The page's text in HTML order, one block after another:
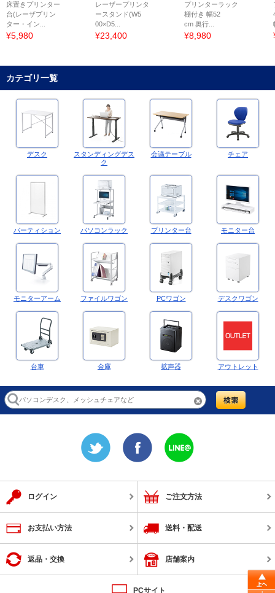
床置きプリンター
台(レーザプリン
ター・イン...
¥5,980
レーザープリンタ
ースタンド(W5
00×D5...
¥23,400
プリンターラック
棚付き 幅52
cm 奥行...
¥8,980
カテゴリ一覧
デスク
スタンディングデス
ク
会議テーブル チェア
パーティション パソコンラック プリンター台 モニター台
モニターアーム ファイルワゴン PCワゴン デスクワゴン
台車 金庫 拡声器 アウトレット
ログイン ご注文方法
お支払い方法 送料・配送
返品・交換 店舗案内
PCサイト